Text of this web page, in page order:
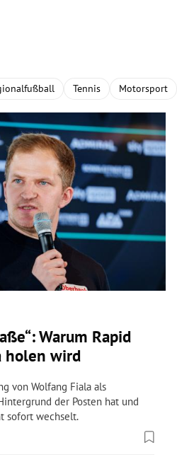
Tennis Motorsport
Warum Rapid
holen wird
von Wolfang Fiala als
der Posten hat und
sofort wechselt.